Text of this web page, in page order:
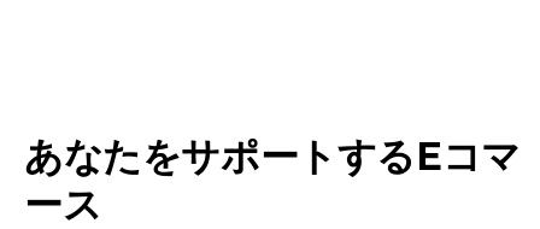
あなたをサポートするEコマ
ース